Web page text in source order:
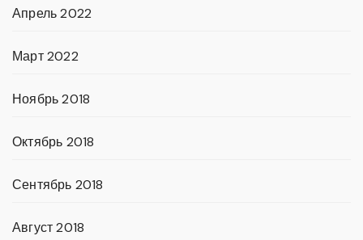
Апрель 2022
Март 2022
Ноябрь 2018
Октябрь 2018
Сентябрь 2018
Август 2018